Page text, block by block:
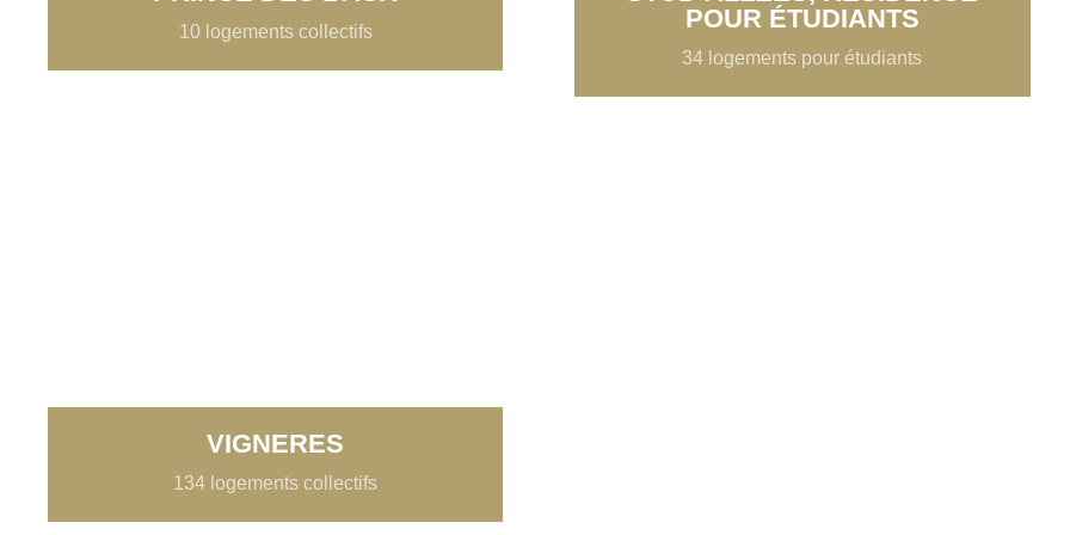
10 logements collectifs
POUR ÉTUDIANTS
34 logements pour étudiants
VIGNERES
134 logements collectifs